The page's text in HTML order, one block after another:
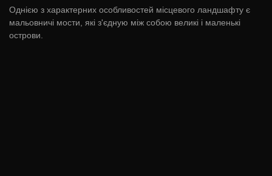
Однією з характерних особливостей місцевого ландшафту є
мальовничі мости, які з'єдную між собою великі і маленькі
острови.